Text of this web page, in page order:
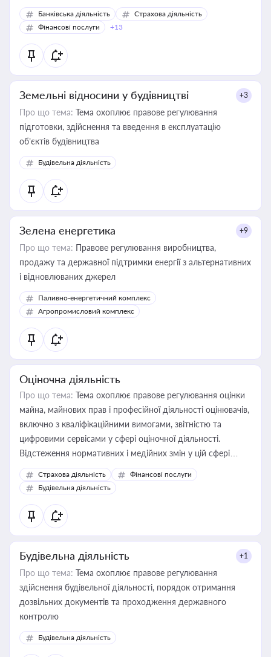
Банківська діяльність
Страхова діяльність
Фінансові послуги
+13
Земельні відносини у будівництві +3
Про що тема: Тема охоплює правове регулювання
підготовки, здійснення та введення в експлуатацію
об’єктів будівництва
Будівельна діяльність
Зелена енергетика +9
Про що тема: Правове регулювання виробництва,
продажу та державної підтримки енергії з альтернативних
і відновлюваних джерел
Паливно-енергетичний комплекс
Агропромисловий комплекс
Оціночна діяльність
Про що тема: Тема охоплює правове регулювання оцінки
майна, майнових прав і професійної діяльності оцінювачів,
включно з кваліфікаційними вимогами, звітністю та
цифровими сервісами у сфері оціночної діяльності.
Відстеження нормативних і медійних змін у цій сфері
корисне для власника бізнесу, керівника, юриста або
бухгалтера під час оподаткування, приватизації, оренди
державного майна, корпоративних угод і перевірки
статусу суб'єктів оціночної діяльності
Страхова діяльність
Фінансові послуги
Будівельна діяльність
Будівельна діяльність +1
Про що тема: Тема охоплює правове регулювання
здійснення будівельної діяльності, порядок отримання
дозвільних документів та проходження державного
контролю
Будівельна діяльність